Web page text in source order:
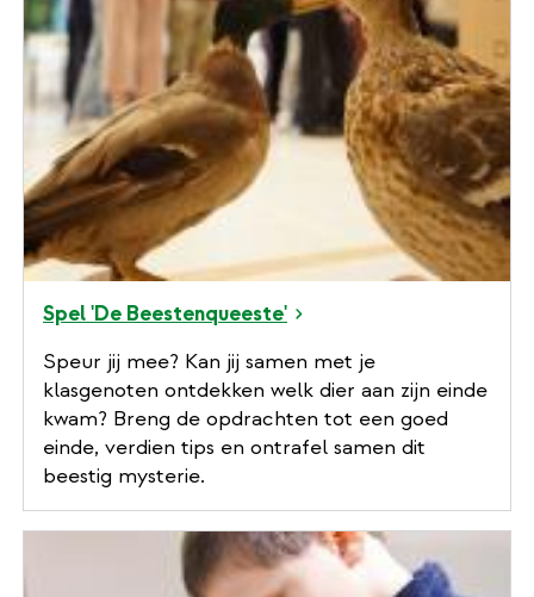
Spel 'De Beestenqueeste'
Speur jij mee? Kan jij samen met je
klasgenoten ontdekken welk dier aan zijn einde
kwam? Breng de opdrachten tot een goed
einde, verdien tips en ontrafel samen dit
beestig mysterie.